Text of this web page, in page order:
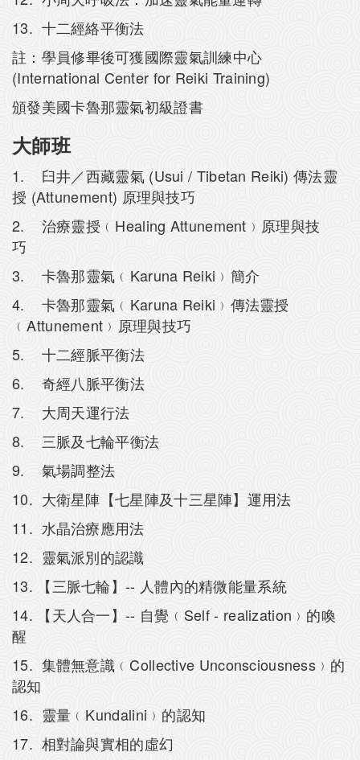
13. 十二經絡平衡法
註：學員修畢後可獲國際靈氣訓練中心
(International Center for Reiki Training)
頒發美國卡魯那靈氣初級證書
大師班
1. 臼井／西藏靈氣 (Usui / Tibetan Reiki) 傳法靈
授 (Attunement) 原理與技巧
2. 治療靈授﹙Healing Attunement﹚原理與技
巧
3. 卡魯那靈氣﹙Karuna Reiki﹚簡介
4. 卡魯那靈氣﹙Karuna Reiki﹚傳法靈授
﹙Attunement﹚原理與技巧
5. 十二經脈平衡法
6. 奇經八脈平衡法
7. 大周天運行法
8. 三脈及七輪平衡法
9. 氣場調整法
10. 大衛星陣【七星陣及十三星陣】運用法
11. 水晶治療應用法
12. 靈氣派別的認識
13. 【三脈七輪】-- 人體內的精微能量系統
14. 【天人合一】-- 自覺﹙Self - realization﹚的喚
醒
15. 集體無意識﹙Collective Unconsciousness﹚的
認知
16. 靈量﹙Kundalini﹚的認知
17. 相對論與實相的虛幻